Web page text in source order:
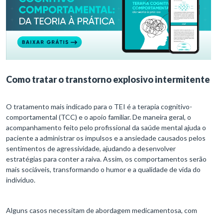
Como tratar o transtorno explosivo intermitente
O tratamento mais indicado para o TEI é a terapia cognitivo-
comportamental (TCC) e o apoio familiar. De maneira geral, o
acompanhamento feito pelo profissional da saúde mental ajuda o
paciente a administrar os impulsos e a ansiedade causados pelos
sentimentos de agressividade, ajudando a desenvolver
estratégias para conter a raiva. Assim, os comportamentos serão
mais sociáveis, transformando o humor e a qualidade de vida do
indivíduo.
Alguns casos necessitam de abordagem medicamentosa, com